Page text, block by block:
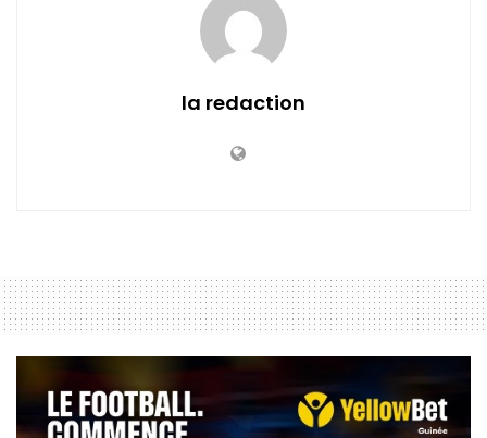
la redaction